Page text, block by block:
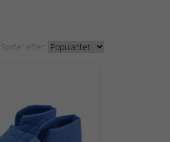
Sorter efter: